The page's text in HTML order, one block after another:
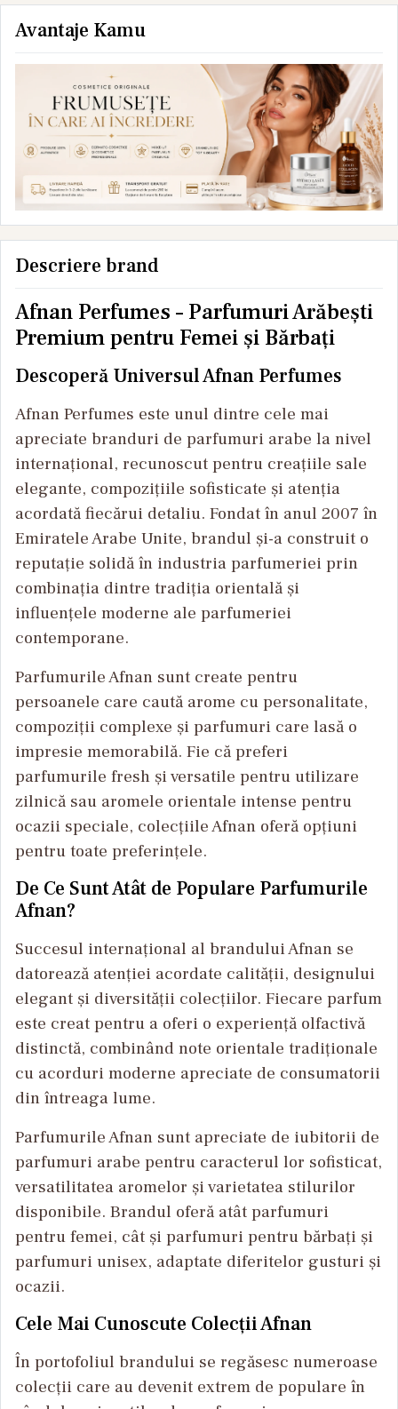
Avantaje Kamu
Descriere brand
Afnan Perfumes – Parfumuri Arăbești
Premium pentru Femei și Bărbați
Descoperă Universul Afnan Perfumes
Afnan Perfumes este unul dintre cele mai
apreciate branduri de parfumuri arabe la nivel
internațional, recunoscut pentru creațiile sale
elegante, compozițiile sofisticate și atenția
acordată fiecărui detaliu. Fondat în anul 2007 în
Emiratele Arabe Unite, brandul și-a construit o
reputație solidă în industria parfumeriei prin
combinația dintre tradiția orientală și
influențele moderne ale parfumeriei
contemporane.
Parfumurile Afnan sunt create pentru
persoanele care caută arome cu personalitate,
compoziții complexe și parfumuri care lasă o
impresie memorabilă. Fie că preferi
parfumurile fresh și versatile pentru utilizare
zilnică sau aromele orientale intense pentru
ocazii speciale, colecțiile Afnan oferă opțiuni
pentru toate preferințele.
De Ce Sunt Atât de Populare Parfumurile
Afnan?
Succesul internațional al brandului Afnan se
datorează atenției acordate calității, designului
elegant și diversității colecțiilor. Fiecare parfum
este creat pentru a oferi o experiență olfactivă
distinctă, combinând note orientale tradiționale
cu acorduri moderne apreciate de consumatorii
din întreaga lume.
Parfumurile Afnan sunt apreciate de iubitorii de
parfumuri arabe pentru caracterul lor sofisticat,
versatilitatea aromelor și varietatea stilurilor
disponibile. Brandul oferă atât parfumuri
pentru femei, cât și parfumuri pentru bărbați și
parfumuri unisex, adaptate diferitelor gusturi și
ocazii.
Cele Mai Cunoscute Colecții Afnan
În portofoliul brandului se regăsesc numeroase
colecții care au devenit extrem de populare în